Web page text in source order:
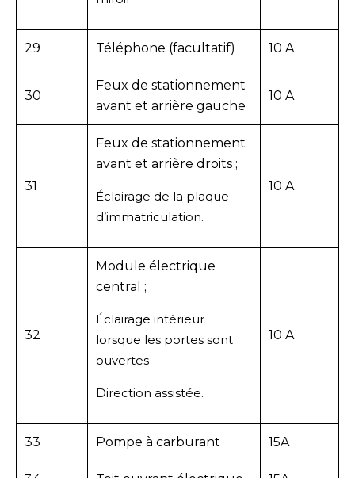
29 Téléphone (facultatif) 10 A
30
Feux de stationnement
avant et arrière gauche
10 A
31
Feux de stationnement
avant et arrière droits ;
Éclairage de la plaque
d’immatriculation.
10 A
32
Module électrique
central ;
Éclairage intérieur
lorsque les portes sont
ouvertes
Direction assistée.
10 A
33 Pompe à carburant 15A